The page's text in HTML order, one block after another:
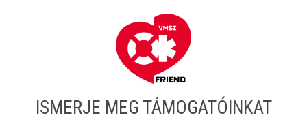
ISMERJE MEG TÁMOGATÓINKAT